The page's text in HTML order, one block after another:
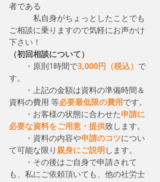
者である
私自身がちょっとしたことでも
ご相談に乗りますので気軽にお声かけ
下さい！
（初回相談について）
・原則1時間で3,000円（税込） で
す。
・上記の金額は資料の準備時間＆
資料の費用 等必要最低限の費用です。
・お客様の状態に合わせた申請に
必要な資料をご用意・提供致します。
・資料の内容や申請のコツについ
て可能な限り親身にご説明します。
・その後はご自身で申請されて
も、私にご依頼頂いても、他の社労士